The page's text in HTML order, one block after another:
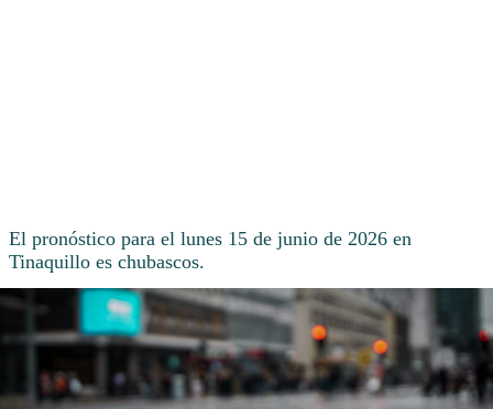
El pronóstico para el lunes 15 de junio de 2026 en
Tinaquillo es chubascos.